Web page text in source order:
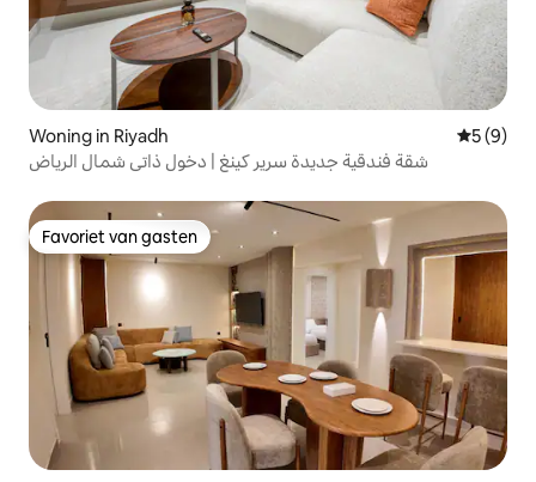
Woning in Riyadh
5 (9)
شقة فندقية جديدة سرير كينغ | دخول ذاتي شمال الرياض
Favoriet van gasten
Favoriet van gasten